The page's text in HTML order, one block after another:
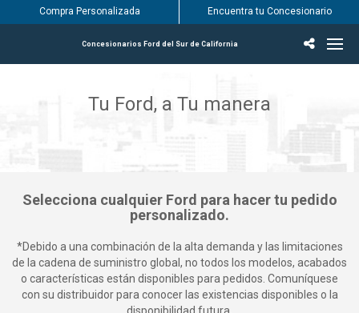
Concesionarios Ford del Sur de California
Compra Personalizada Encuentra tu Concesionario
Tu Ford, a Tu manera
Selecciona cualquier Ford para hacer tu pedido
personalizado.
*Debido a una combinación de la alta demanda y las limitaciones
de la cadena de suministro global, no todos los modelos, acabados
o características están disponibles para pedidos. Comuníquese
con su distribuidor para conocer las existencias disponibles o la